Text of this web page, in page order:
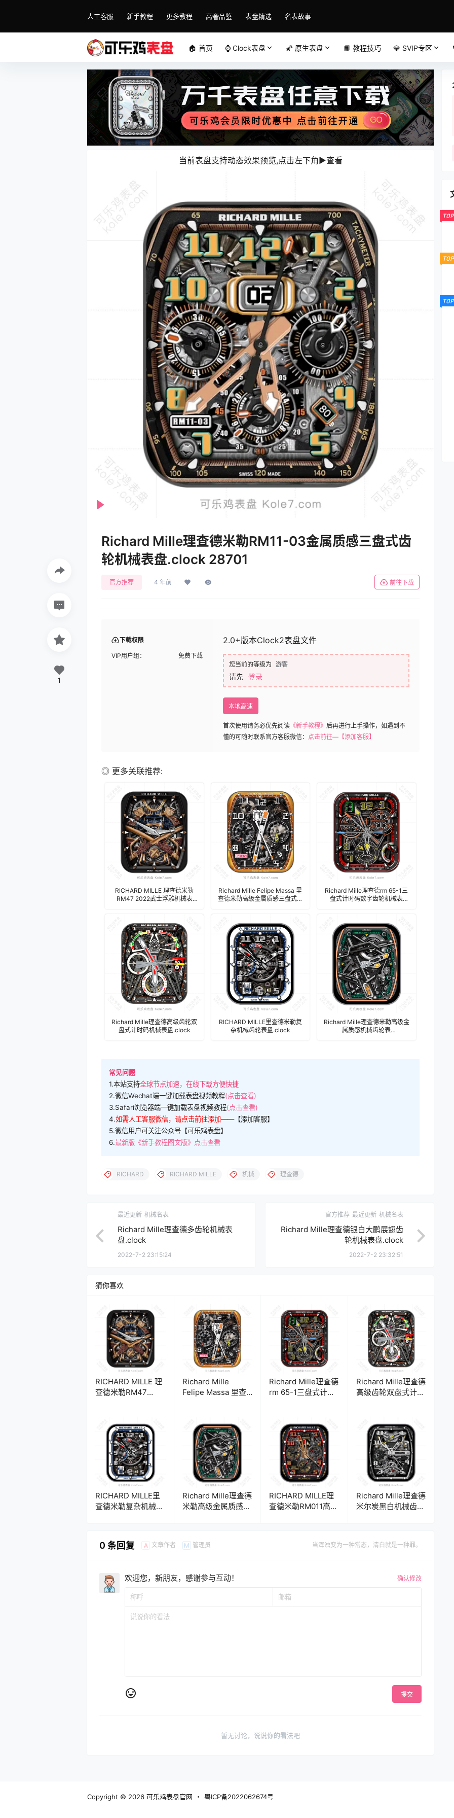
人工客服 新手教程 更多教程 高奢品鉴 表盘精选 名表故事
🏠 首页 ⌚️ Clock表盘 🌠 原生表盘 📙 教程技巧 💎 SVIP专区
当前表盘支持动态效果预览,点击左下角▶️查看️
Richard Mille理查德米勒RM11-03金属质感三盘式齿
轮机械表盘.clock 28701
官方推荐 4 年前 前往下载
下载权限
VIP用户组： 免费下载
2.0+版本Clock2表盘文件
您当前的等级为 游客
请先 登录
本地高速
首次使用请务必优先阅读 《新手教程》 后再进行上手操作，如遇到不
懂的可随时联系官方客服微信： 点击前往—【添加客服】
◎ 更多关联推荐:
RICHARD MILLE 理查德米勒
RM47 2022武士浮雕机械表
Richard Mille Felipe Massa 里
查德米勒高级金属质感三盘式机
Richard Mille理查德rm 65-1三
盘式计时码数字齿轮机械表
Richard Mille理查德高级齿轮双
盘式计时码机械表盘.clock
RICHARD MILLE里查德米勒复
杂机械齿轮表盘.clock
Richard Mille理查德米勒高级金
属质感机械齿轮表
常见问题
1.本站支持全球节点加速，在线下载方便快捷
2.微信Wechat端一键加载表盘视频教程(点击查看)
3.Safari浏览器端一键加载表盘视频教程(点击查看)
4.如需人工客服微信，请点击前往添加——【添加客服】
5.微信用户可关注公众号【可乐鸡表盘】
6.最新版《新手教程图文版》点击查看
1
RICHARD RICHARD MILLE 机械 理查德
最近更新 机械名表
Richard Mille理查德多齿轮机械表
盘.clock
2022-7-2 23:15:24
官方推荐 最近更新 机械名表
Richard Mille理查德银白大鹏展翅齿
轮机械表盘.clock
2022-7-2 23:32:51
猜你喜欢
RICHARD MILLE 理
查德米勒RM47
Richard Mille
Felipe Massa 里查
盘.clock
Richard Mille理查德
rm 65-1三盘式计时
Richard Mille理查德
高级齿轮双盘式计时
RICHARD MILLE里
查德米勒复杂机械齿
Richard Mille理查德
米勒高级金属质感机
RICHARD MILLE理
查德米勒RM011高级
Richard Mille理查德
米尔炭黑白机械齿轮
62574
0 条回复 A 文章作者 M 管理员 当浑浊变为一种常态，清白就是一种罪。
欢迎您，新朋友，感谢参与互动！ 确认修改
提交
暂无讨论，说说你的看法吧
Copyright © 2026 可乐鸡表盘官网 ・ 粤ICP备2022062674号